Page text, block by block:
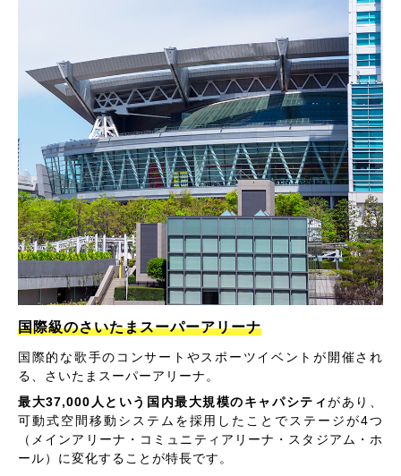
国際級のさいたまスーパーアリーナ
国際的な歌手のコンサートやスポーツイベントが開催され
る、さいたまスーパーアリーナ。
最大37,000人という国内最大規模のキャパシティがあり、
可動式空間移動システムを採用したことでステージが4つ
（メインアリーナ・コミュニティアリーナ・スタジアム・ホ
ール）に変化することが特長です。